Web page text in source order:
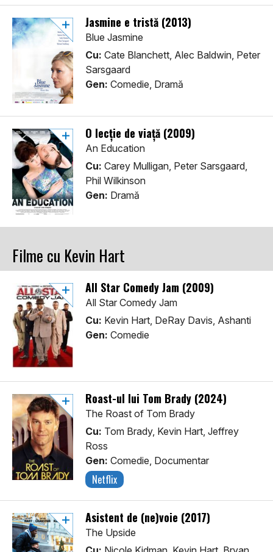
Jasmine e tristă (2013)
Blue Jasmine
Cu: Cate Blanchett, Alec Baldwin, Peter
Sarsgaard
Gen: Comedie, Dramă
O lecție de viață (2009)
An Education
Cu: Carey Mulligan, Peter Sarsgaard,
Phil Wilkinson
Gen: Dramă
Filme cu Kevin Hart
All Star Comedy Jam (2009)
All Star Comedy Jam
Cu: Kevin Hart, DeRay Davis, Ashanti
Gen: Comedie
Roast-ul lui Tom Brady (2024)
The Roast of Tom Brady
Cu: Tom Brady, Kevin Hart, Jeffrey
Ross
Gen: Comedie, Documentar
Netflix
Asistent de (ne)voie (2017)
The Upside